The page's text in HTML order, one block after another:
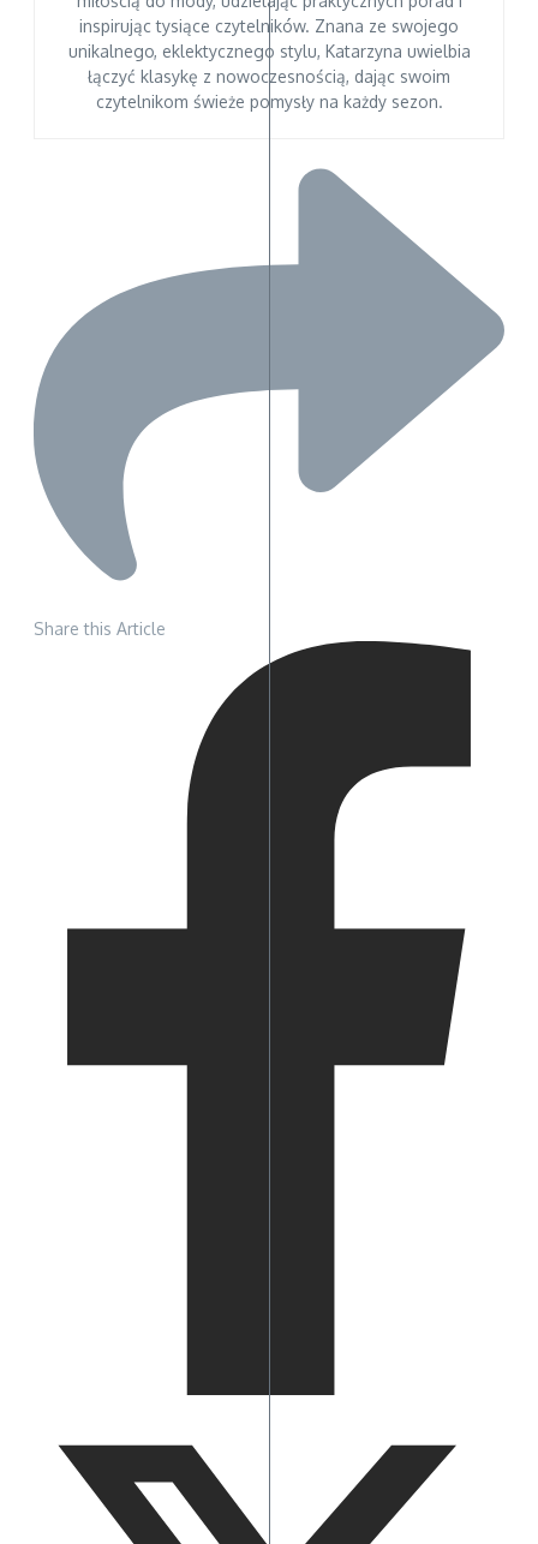
inspirując tysiące czytelników. Znana ze swojego
unikalnego, eklektycznego stylu, Katarzyna uwielbia
łączyć klasykę z nowoczesnością, dając swoim
czytelnikom świeże pomysły na każdy sezon.
Share this Article